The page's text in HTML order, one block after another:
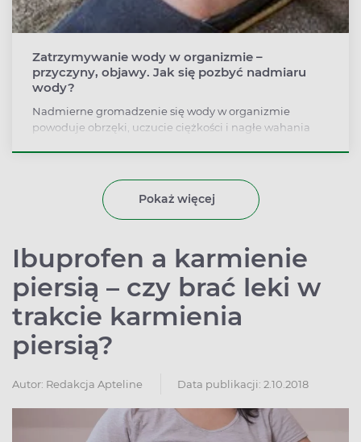
Zatrzymywanie wody w organizmie –
przyczyny, objawy. Jak się pozbyć nadmiaru
wody?
Nadmierne gromadzenie się wody w organizmie
powoduje obrzęki, uczucie ciężkości i nagłe wahania
wymagających konsultacji lekarskiej oraz jakie zmiany
w diecie i stylu życia pomagają zmniejszyć retencję
Pokaż więcej
Ibuprofen a karmienie
piersią – czy brać leki w
trakcie karmienia
piersią?
Autor: Redakcja Apteline Data publikacji: 2.10.2018